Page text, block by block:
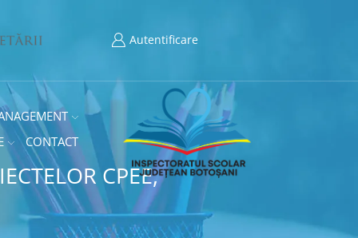
Autentificare
CONTACT
CPEE,